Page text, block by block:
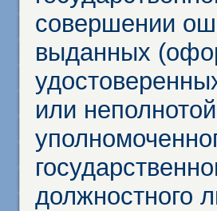
совершении
выданных
или
должностного